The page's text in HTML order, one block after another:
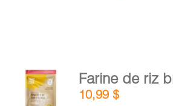
AJOUTER
AU
PANIER
Farine de riz
10,99$